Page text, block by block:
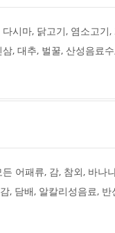
시마, 닭고기, 염소고
, 대추, 벌꿀, 산성음료
어패류, 감, 참외, 바나
, 담배, 알칼리성음료,